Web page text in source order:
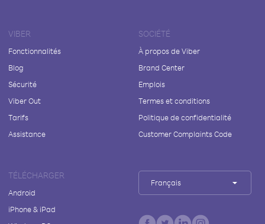
VIBER
Fonctionnalités
Blog
Sécurité
Viber Out
Tarifs
Assistance
SOCIÉTÉ
À propos de Viber
Brand Center
Emplois
Termes et conditions
Politique de confidentialité
Customer Complaints Code
TÉLÉCHARGER
Android
iPhone & iPad
Français